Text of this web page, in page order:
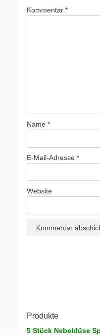
Kommentar *
Name *
E-Mail-Adresse *
Website
Produkte
5 Stück Nebeldüse